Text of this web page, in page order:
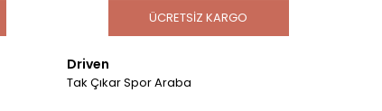
Driven
Tak Çıkar Spor Araba
ÜCRETSIZ KARGO